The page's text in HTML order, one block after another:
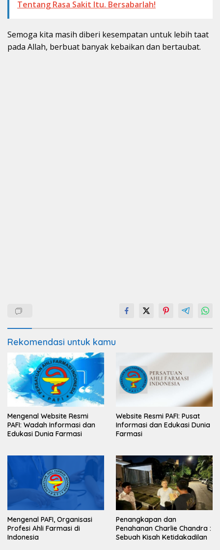
Tentang Rasa Sakit Itu. Bersabarlah!
Semoga kita masih diberi kesempatan untuk lebih taat
pada Allah, berbuat banyak kebaikan dan bertaubat.
Rekomendasi untuk kamu
Mengenal Website Resmi
PAFI: Wadah Informasi dan
Edukasi Dunia Farmasi
Website Resmi PAFI: Pusat
Informasi dan Edukasi Dunia
Farmasi
Mengenal PAFI, Organisasi
Profesi Ahli Farmasi di
Indonesia
Penangkapan dan
Penahanan Charlie Chandra :
Sebuah Kisah Ketidakadilan